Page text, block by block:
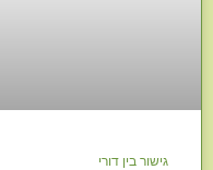
גישור בין דורי